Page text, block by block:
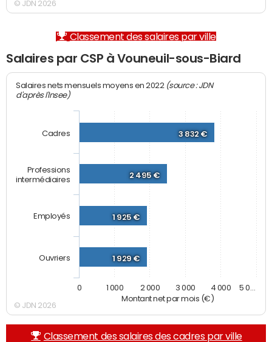
© JDN 2026
Classement des salaires par ville
Salaires par CSP à Vouneuil-sous-Biard
Montant net par mois (€)
Salaires nets mensuels moyens en 2022 (source : JDN
d'après l'Insee)
3 832 €
2 495 €
1 925 €
1 929 €
Cadres
Professions
intermédiaires
Employés
Ouvriers
0 1 000 2 000 3 000 4 000 5 0…
© JDN 2026
Classement des salaires des cadres par ville